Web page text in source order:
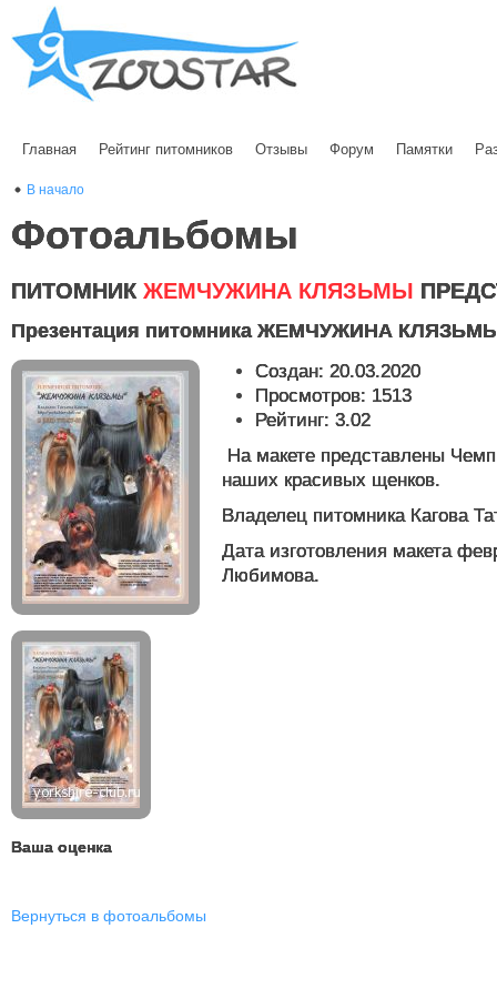
Главная Рейтинг питомников Отзывы Форум Памятки
В начало
Фотоальбомы
ПИТОМНИК ЖЕМЧУЖИНА КЛЯЗЬМЫ
Презентация питомника ЖЕМЧУЖИНА
Создан: 20.03.2020
Просмотров: 1513
Рейтинг: 3.02
На макете представлены
наших красивых щенков.
Владелец питомника Кагова
Дата изготовления макета
Любимова.
Ваша оценка
Вернуться в фотоальбомы